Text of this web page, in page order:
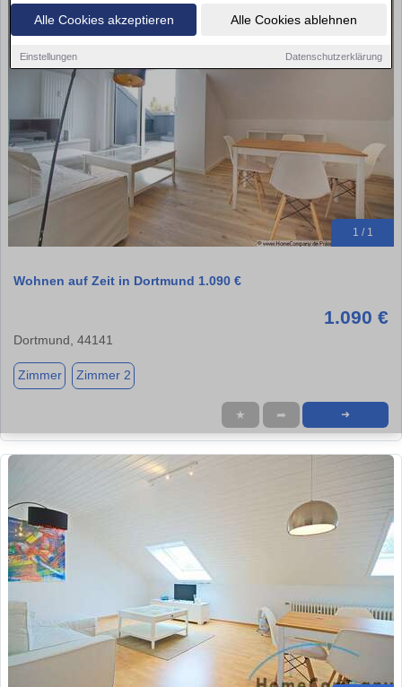
Alle Cookies akzeptieren Alle Cookies ablehnen
Einstellungen Datenschutzerklärung
1 / 1
Wohnen auf Zeit in Dortmund 1.090 €
1.090 €
Dortmund, 44141
Zimmer Zimmer 2
★ ➦ ➜